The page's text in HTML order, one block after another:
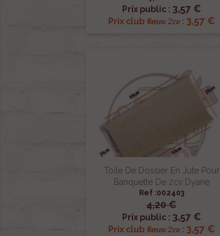
Prix public : 3,57 €
Prix club Renov 2cv: 3,57 €
 Aperçu rapide
Toile De Dossier En Jute Pour
Banquette De 2cv Dyane
Ref :002403
4,20 €
Prix public : 3,57 €
Prix club Renov 2cv: 3,57 €
 Aperçu rapide